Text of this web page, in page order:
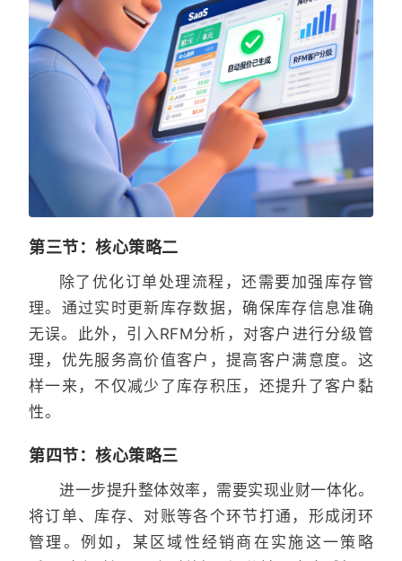
第三节：核心策略二
除了优化订单处理流程，还需要加强库存管
理。通过实时更新库存数据，确保库存信息准确
无误。此外，引入RFM分析，对客户进行分级管
理，优先服务高价值客户，提高客户满意度。这
样一来，不仅减少了库存积压，还提升了客户黏
性。
第四节：核心策略三
进一步提升整体效率，需要实现业财一体化。
将订单、库存、对账等各个环节打通，形成闭环
管理。例如，某区域性经销商在实施这一策略